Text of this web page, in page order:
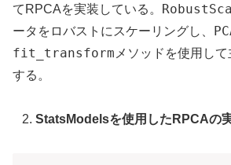
てRPCAを実装している。
ータをロバストにスケーリングし、
fit_transform メソッドを使用し
する。
StatsModelsを使用したRPCAの